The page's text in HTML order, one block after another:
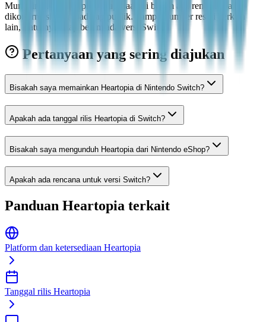
Mungkin di masa depan, tetapi saat ini belum ada rencana yang
dikonfirmasi atau roadmap publik. Sampai sumber resmi berkata
lain, statusnya tetap belum ada versi Switch.
Pertanyaan yang sering diajukan
Bisakah saya memainkan Heartopia di Nintendo Switch?
Apakah ada tanggal rilis Heartopia di Switch?
Bisakah saya mengunduh Heartopia dari Nintendo eShop?
Apakah ada rencana untuk versi Switch?
Panduan Heartopia terkait
Platform dan ketersediaan Heartopia
Tanggal rilis Heartopia